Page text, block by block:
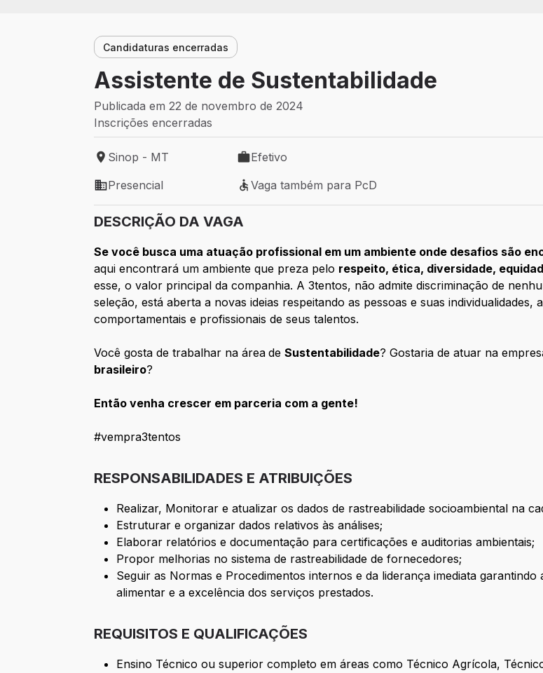
Candidaturas encerradas
Assistente de Sustentabilidade
Publicada em 22 de novembro de 2024
Inscrições encerradas
Local de trabalho: Sinop - MT
Sinop - MT
Tipo de vaga: Efetivo
Efetivo
Modelo de trabalho: Presencial
Presencial
Vaga também para PcD
Vaga também para PcD
DESCRIÇÃO DA VAGA
Se você busca uma atuação profissional em um ambiente onde desafios são
aqui encontrará um ambiente que preza pelo respeito, ética, diversidade,
esse, o valor principal da companhia. A 3tentos, não admite discriminação de
seleção, está aberta a novas ideias respeitando as pessoas e suas individualidades,
comportamentais e profissionais de seus talentos.
Você gosta de trabalhar na área deSustentabilidade? Gostaria de atuar na
brasileiro?
Então venha crescer em parceria com a gente!
#vempra3tentos
RESPONSABILIDADES E ATRIBUIÇÕES
Realizar, Monitorar e atualizar os dados de rastreabilidade socioambiental na
Estruturar e organizar dados relativos às análises;
Elaborar relatórios e documentação para certificações e auditorias ambientais;
Propor melhorias no sistema de rastreabilidade de fornecedores;
Seguir as Normas e Procedimentos internos e da liderança imediata
alimentar e a excelência dos serviços prestados.
REQUISITOS E QUALIFICAÇÕES
Ensino Técnico ou superior completo em áreas como Técnico Agrícola,